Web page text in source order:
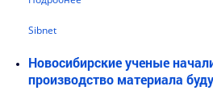
Sibnet
Новосибирские ученые
производство материала